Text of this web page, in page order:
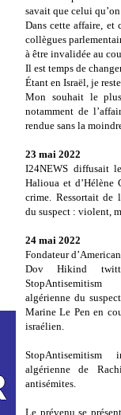
savait que celui
Dans cette affaire, et
collègues
à être invalidée au
Il est temps de
Étant en Israël, je
Mon souhait le
notamment de
rendue sans la
23 mai 2022
I24NEWS diffusait
Halioua et
crime. Ressortait de
du suspect : violent,
24 mai 2022
Fondateur
Dov Hikind
algérienne du
Marine Le Pen en
israélien.
algérienne de
antisémites.
Le prévenu se